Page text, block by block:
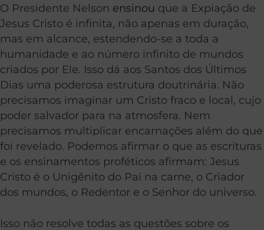
O Presidente Nelson ensinou que a Expiação de
Jesus Cristo é infinita, não apenas em duração,
mas em alcance, estendendo-se a toda a
humanidade e ao número infinito de mundos
criados por Ele. Isso dá aos Santos dos Últimos
Dias uma poderosa estrutura doutrinária. Não
precisamos imaginar um Cristo fraco e local, cujo
poder salvador para na atmosfera. Nem
precisamos multiplicar encarnações além do que
foi revelado. Podemos afirmar o que as escrituras
e os ensinamentos proféticos afirmam: Jesus
Cristo é o Unigênito do Pai na carne, o Criador
dos mundos, o Redentor e o Senhor do universo.
Isso não resolve todas as questões sobre os